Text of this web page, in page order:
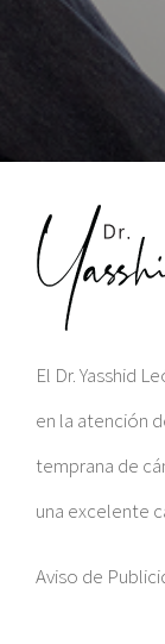
Alternative:
El Dr. Yasshid
en la atención
temprana de
una excelente
Aviso de